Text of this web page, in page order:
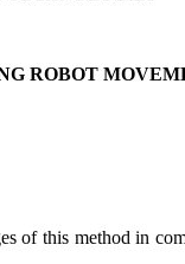
ROBOT
of this method in